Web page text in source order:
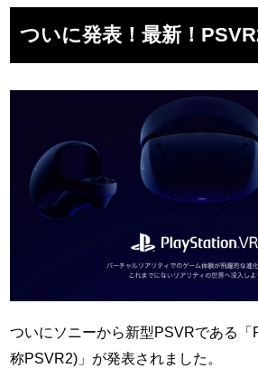
ついに発表！最新！
ついにソニーから新型PSVRである「
称PSVR2)」が発表されました。